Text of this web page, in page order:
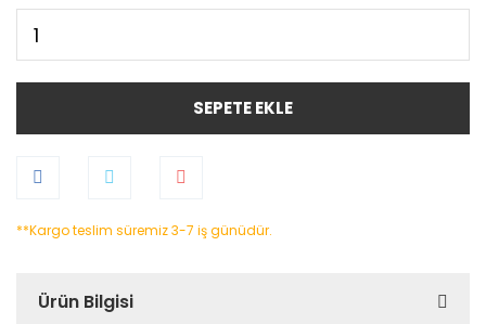
SEPETE EKLE
**Kargo teslim süremiz 3-7 iş günüdür.
Ürün Bilgisi